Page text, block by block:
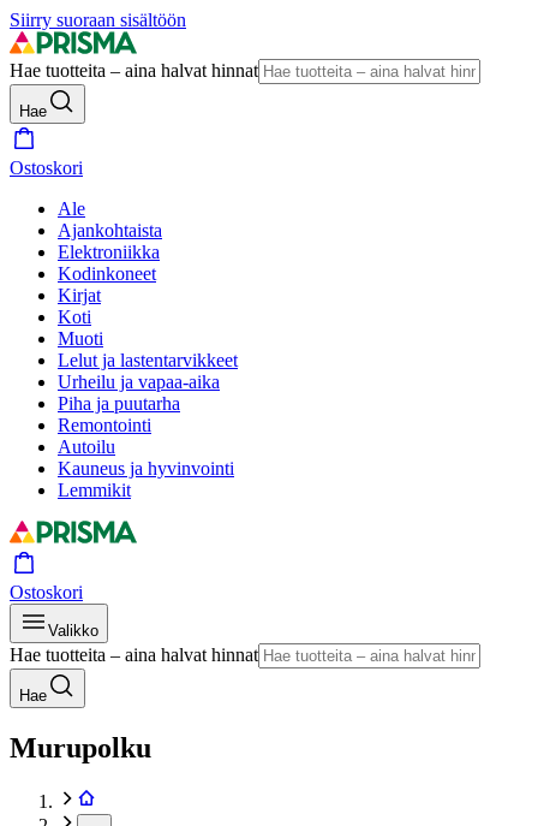
Siirry suoraan sisältöön
Hae tuotteita – aina halvat hinnat
Hae
Ostoskori
Ale
Ajankohtaista
Elektroniikka
Kodinkoneet
Kirjat
Koti
Muoti
Lelut ja lastentarvikkeet
Urheilu ja vapaa-aika
Piha ja puutarha
Remontointi
Autoilu
Kauneus ja hyvinvointi
Lemmikit
Ostoskori
Valikko
Hae tuotteita – aina halvat hinnat
Hae
Murupolku